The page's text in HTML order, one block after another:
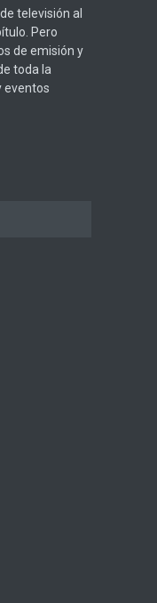
televisión al
Pero
de emisión y
toda la
eventos